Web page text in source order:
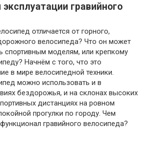
гравийного
отличается от горного,
велосипеда? Что он может
спортивным моделям, или крепкому
Начнём с того, что это
в мире велосипедной техники.
можно использовать и в
бездорожья, и на склонах высоких
дистанциях на ровном
прогулки по городу. Чем
гравийного велосипеда?